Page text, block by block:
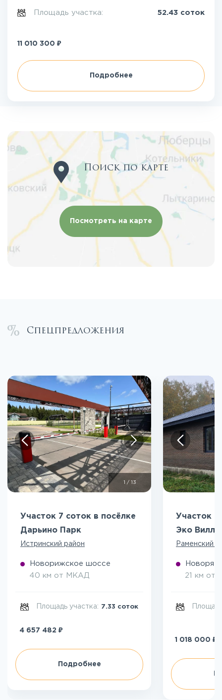
Площадь участка: 52.43 соток
11 010 300 ₽
Подробнее
Поиск по карте
Посмотреть на карте
Спецпредложения
/ 13
Участок 7 соток в посёлке
Дарьино Парк
Истринский район
Новорижское шоссе
40 км от МКАД
Площадь участка: 7.33 соток
4 657 482 ₽
Подробнее
Участок 5
Эко
Раменский
21 км от
1 018 000 ₽